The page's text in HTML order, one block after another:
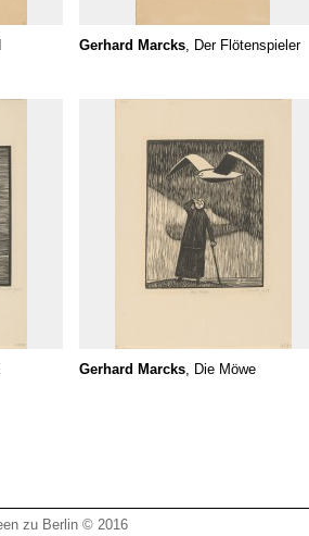
Gerhard Marcks, Der Flötenspieler
Gerhard Marcks, Die Möwe
zu Berlin © 2016